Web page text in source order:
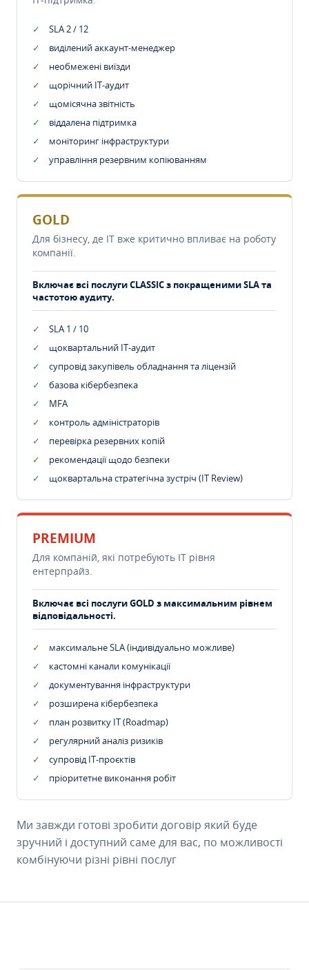
SLA 2 / 12
виділений аккаунт-менеджер
необмежені виїзди
щорічний IT-аудит
щомісячна звітність
віддалена підтримка
моніторинг інфраструктури
управління резервним копіюванням
GOLD
Для бізнесу, де IT вже критично впливає на роботу
компанії.
Включає всі послуги CLASSIC з покращеними SLA та
частотою аудиту.
SLA 1 / 10
щоквартальний IT-аудит
супровід закупівель обладнання та ліцензій
базова кібербезпека
MFA
контроль адміністраторів
перевірка резервних копій
рекомендації щодо безпеки
щоквартальна стратегічна зустріч (IT Review)
PREMIUM
Для компаній, які потребують ІТ рівня
ентерпрайз.
Включає всі послуги GOLD з максимальним рівнем
відповідальності.
максимальне SLA (індивідуально можливе)
кастомні канали комунікації
документування інфраструктури
розширена кібербезпека
план розвитку IT (Roadmap)
регулярний аналіз ризиків
супровід ІТ-проєктів
пріоритетне виконання робіт
Ми завжди готові зробити договір який буде
зручний і доступний саме для вас, по можливості
комбінуючи різні рівні послуг